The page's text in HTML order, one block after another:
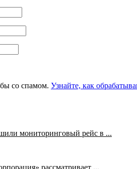
со спамом. Узнайте, как
мониторинговый рейс в ...